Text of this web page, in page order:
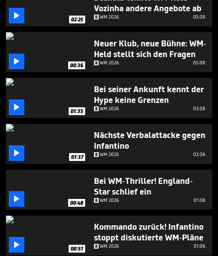
seconds
 02:25
Vozinha andere Angebote ab
WM 2026 05.08.
 00:36
Neuer Klub, neue Bühne: WM-
Held stellt sich den Fragen
WM 2026 05.08.
 01:35
Bei seiner Ankunft kennt der
Hype keine Grenzen
WM 2026 03.08.
 01:37
Nächste Verbalattacke gegen
Infantino
WM 2026 02.08.
 00:48
Bei WM-Thriller! England-
Star schlief ein
WM 2026 01.08.
 00:51
Kommando zurück! Infantino
stoppt diskutierte WM-Pläne
WM 2026 01.08.